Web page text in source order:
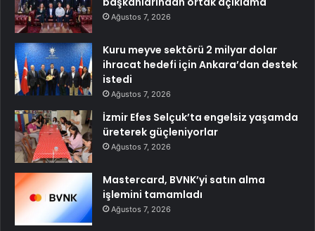
Ağustos 7, 2026
Kuru meyve sektörü 2 milyar dolar
ihracat hedefi için Ankara’dan destek
istedi
Ağustos 7, 2026
İzmir Efes Selçuk’ta engelsiz yaşamda
üreterek güçleniyorlar
Ağustos 7, 2026
Mastercard, BVNK’yi satın alma
işlemini tamamladı
Ağustos 7, 2026